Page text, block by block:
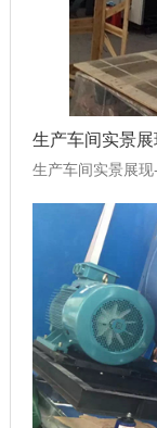
生产车间实景
生产车间实景展